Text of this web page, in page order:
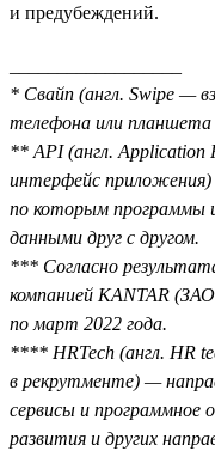
и предубеждений.
* Свайп (англ. Swipe —
телефона или планшета
** API (англ.
интерфейс приложения)
по которым программы
данными друг с другом.
*** Согласно
компанией KANTAR
по март 2022 года.
**** HRTech (англ. HR
в рекрутменте) —
сервисы и программное
развития и других